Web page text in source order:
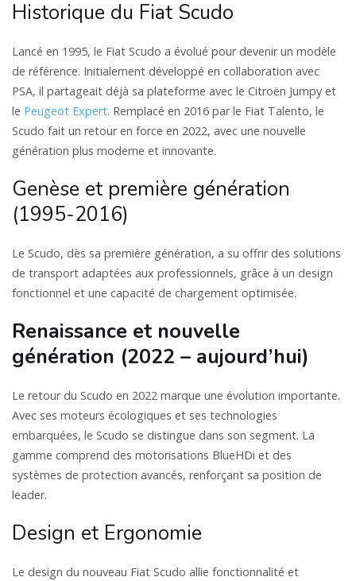
Historique du Fiat Scudo
Lancé en 1995, le Fiat Scudo a évolué pour devenir un modèle
de référence. Initialement développé en collaboration avec
PSA, il partageait déjà sa plateforme avec le Citroën Jumpy et
le Peugeot Expert. Remplacé en 2016 par le Fiat Talento, le
Scudo fait un retour en force en 2022, avec une nouvelle
génération plus moderne et innovante.
Genèse et première génération
(1995-2016)
Le Scudo, dès sa première génération, a su offrir des solutions
de transport adaptées aux professionnels, grâce à un design
fonctionnel et une capacité de chargement optimisée.
Renaissance et nouvelle
génération (2022 – aujourd’hui)
Le retour du Scudo en 2022 marque une évolution importante.
Avec ses moteurs écologiques et ses technologies
embarquées, le Scudo se distingue dans son segment. La
gamme comprend des motorisations BlueHDi et des
systèmes de protection avancés, renforçant sa position de
leader.
Design et Ergonomie
Le design du nouveau Fiat Scudo allie fonctionnalité et